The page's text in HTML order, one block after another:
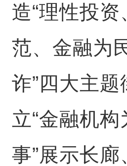
造“理性投
范、金融为
诈”四大主题
立“金融机
事”展示长廊